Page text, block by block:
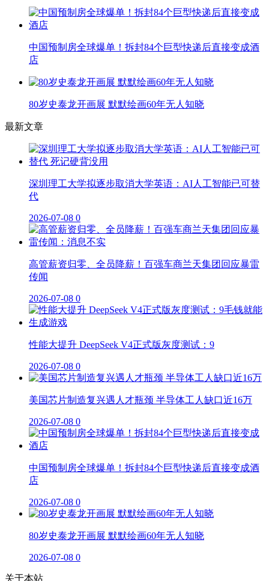
中国预制房全球爆单！拆封84个巨型快递后直接变成酒
店
80岁史泰龙开画展 默默绘画60年无人知晓
最新文章
深圳理工大学拟逐步取消大学英语：AI人工智能已可替
代
2026-07-08 0
高管薪资归零、全员降薪！百强车商兰天集团回应暴雷
传闻
2026-07-08 0
性能大提升 DeepSeek V4正式版灰度测试：9
2026-07-08 0
美国芯片制造复兴遇人才瓶颈 半导体工人缺口近16万
2026-07-08 0
中国预制房全球爆单！拆封84个巨型快递后直接变成酒
店
2026-07-08 0
80岁史泰龙开画展 默默绘画60年无人知晓
2026-07-08 0
关于本站